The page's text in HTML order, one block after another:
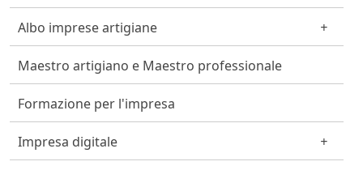
Albo imprese artigiane
Maestro artigiano e Maestro professionale
Formazione per l'impresa
Impresa digitale